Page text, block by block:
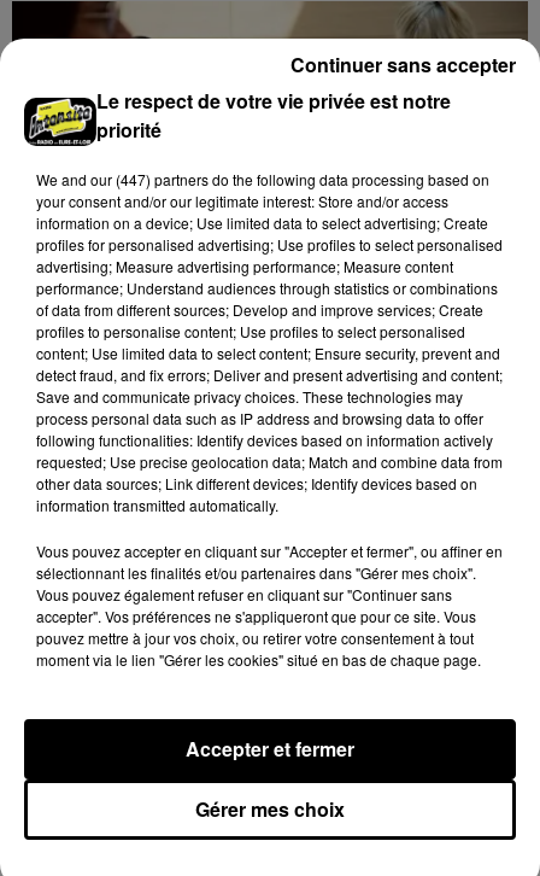
L'EFS a besoin de vous
Les collectes de sang restent en tension en Eure-et-
Loir, avec de nombreux créneaux à réserver.
Dans le Perche eurélien, un nouveau grave
Le respect de votre vie privée est notre
priorité
We and our (447) partnersdo the following data processing based on
your consent and/or our legitimate interest: Store and/or access
information on a device; Use limited data to select advertising; Create
profiles for personalised advertising; Use profiles to select personalised
advertising; Measure advertising performance; Measure content
performance; Understand audiences through statistics or combinations
of data from different sources; Develop and improve services; Create
profiles to personalise content; Use profiles to select personalised
content; Use limited data to select content; Ensure security, prevent and
detect fraud, and fix errors; Deliver and present advertising and content;
Save and communicate privacy choices. These technologies may
process personal data such as IP address and browsing data to offer
following functionalities: Identify devices based on information actively
requested; Use precise geolocation data; Match and combine data from
other data sources; Link different devices; Identify devices based on
information transmitted automatically.
Vous pouvez accepter en cliquant sur "Accepter et fermer", ou affiner en
sélectionnant les finalités et/ou partenaires dans "Gérer mes choix".
Vous pouvez également refuser en cliquant sur "Continuer sans
accepter". Vos préférences ne s'appliqueront que pour ce site. Vous
pouvez mettre à jour vos choix, ou retirer votre consentement à tout
moment via le lien "Gérer les cookies" situé en bas de chaque page.
Gérer mes choix
Accepter et fermer
Continuer sans accepter